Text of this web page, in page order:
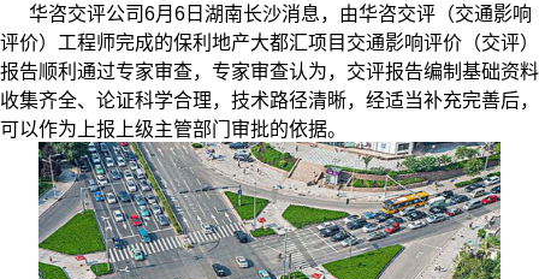
华咨交评公司6月6日湖南长沙消息，由华咨交评（交通影响
评价）工程师完成的保利地产大都汇项目交通影响评价（交评）
报告顺利通过专家审查，专家审查认为，交评报告编制基础资料
收集齐全、论证科学合理，技术路径清晰，经适当补充完善后，
可以作为上报上级主管部门审批的依据。